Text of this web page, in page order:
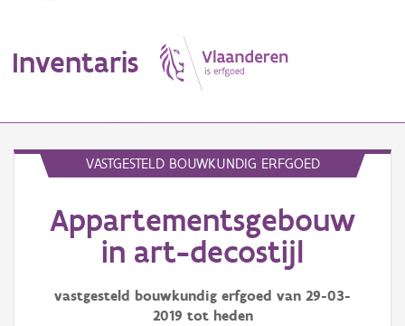
Inventaris
Erfgoedobject
Aanduidingsobject
Waarneming
VASTGESTELD BOUWKUNDIG ERFGOED
Appartementsgebouw
in art-decostijl
vastgesteld bouwkundig erfgoed van 29-03-
2019 tot heden